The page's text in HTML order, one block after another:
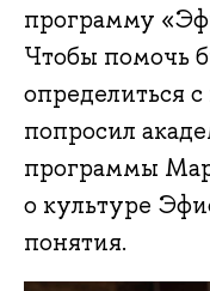
программу
Чтобы помочь
определиться
попросил
программы
о культуре
понятия.